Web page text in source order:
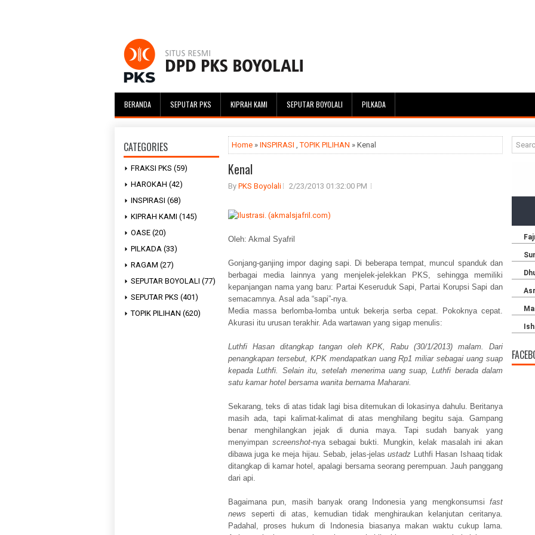
BERANDA SEPUTAR PKS KIPRAH KAMI SEPUTAR BOYOLALI PILKADA
CATEGORIES
FRAKSI PKS (59)
HAROKAH (42)
INSPIRASI (68)
KIPRAH KAMI (145)
OASE (20)
PILKADA (33)
RAGAM (27)
SEPUTAR BOYOLALI (77)
SEPUTAR PKS (401)
TOPIK PILIHAN (620)
Home » INSPIRASI ,TOPIK PILIHAN » Kenal
Kenal
By PKS Boyolali 2/23/2013 01:32:00 PM
Oleh: Akmal Syafril
Gonjang-ganjing impor daging sapi. Di beberapa tempat, muncul spanduk dan
berbagai media lainnya yang menjelek-jelekkan PKS, sehingga memiliki
kepanjangan nama yang baru: Partai Keseruduk Sapi, Partai Korupsi Sapi dan
semacamnya. Asal ada “sapi”-nya.
Media massa berlomba-lomba untuk bekerja serba cepat. Pokoknya cepat.
Akurasi itu urusan terakhir. Ada wartawan yang sigap menulis:
Luthfi Hasan ditangkap tangan oleh KPK, Rabu (30/1/2013) malam. Dari
penangkapan tersebut, KPK mendapatkan uang Rp1 miliar sebagai uang suap
kepada Luthfi. Selain itu, setelah menerima uang suap, Luthfi berada dalam
satu kamar hotel bersama wanita bernama Maharani.
Sekarang, teks di atas tidak lagi bisa ditemukan di lokasinya dahulu. Beritanya
masih ada, tapi kalimat-kalimat di atas menghilang begitu saja. Gampang
benar menghilangkan jejak di dunia maya. Tapi sudah banyak yang
menyimpan screenshot-nya sebagai bukti. Mungkin, kelak masalah ini akan
dibawa juga ke meja hijau. Sebab, jelas-jelasustadz Luthfi Hasan Ishaaq tidak
ditangkap di kamar hotel, apalagi bersama seorang perempuan. Jauh panggang
dari api.
Bagaimana pun, masih banyak orang Indonesia yang mengkonsumsi fast
news seperti di atas, kemudian tidak menghiraukan kelanjutan ceritanya.
Padahal, proses hukum di Indonesia biasanya makan waktu cukup lama.